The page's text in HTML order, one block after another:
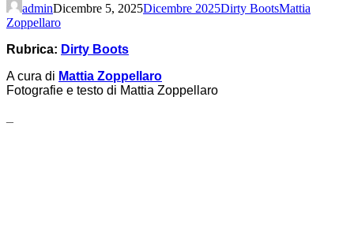
adminDicembre 5, 2025Dicembre 2025Dirty BootsMattia
Zoppellaro
Rubrica: Dirty Boots
A cura di Mattia Zoppellaro
Fotografie e testo di Mattia Zoppellaro